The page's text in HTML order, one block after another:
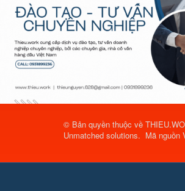
© Bản quyền thuộc về
Unmatched solutions. Mã nguồn